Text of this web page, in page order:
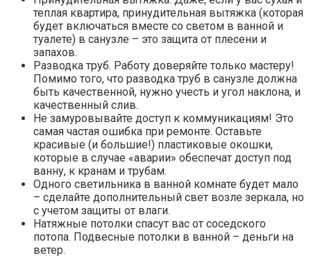
теплая квартира, принудительная вытяжка (которая
будет включаться вместе со светом в ванной и
туалете) в санузле – это защита от плесени и
запахов.
Разводка труб. Работу доверяйте только мастеру!
Помимо того, что разводка труб в санузле должна
быть качественной, нужно учесть и угол наклона, и
качественный слив.
Не замуровывайте доступ к коммуникациям! Это
самая частая ошибка при ремонте. Оставьте
красивые (и большие!) пластиковые окошки,
которые в случае «аварии» обеспечат доступ под
ванну, к кранам и трубам.
Одного светильника в ванной комнате будет мало
– сделайте дополнительный свет возле зеркала, но
с учетом защиты от влаги.
Натяжные потолки спасут вас от соседского
потопа. Подвесные потолки в ванной – деньги на
ветер.